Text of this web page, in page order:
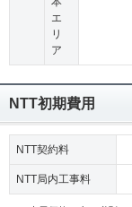
エ
リ
ア
NTT初期費用
NTT契約料
NTT局内工事料